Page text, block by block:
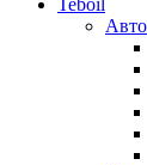
Teboil